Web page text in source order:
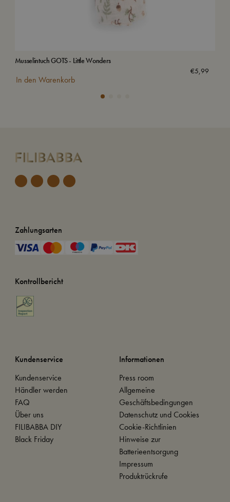
Musselintuch GOTS - Little Wonders
€5,99
In den Warenkorb
Zahlungsarten
Kontrollbericht
Kundenservice
Kundenservice
Händler werden
FAQ
Über uns
FILIBABBA DIY
Black Friday
Informationen
Press room
Allgemeine
Geschäftsbedingungen
Datenschutz und Cookies
Cookie-Richtlinien
Hinweise zur
Batterieentsorgung
Impressum
Produktrückrufe